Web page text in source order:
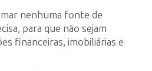
nenhuma fonte de
para que não sejam
financeiras, imobiliárias e